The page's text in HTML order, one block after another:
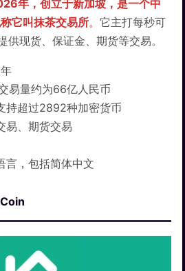
年，创立于新加坡，是一个中
它叫抹茶交易所。它主打每秒可
供现货、保证金、期货等交易。
易量约为66亿人民币
持超过2892种加密货币
易、期货交易
言，包括简体中文